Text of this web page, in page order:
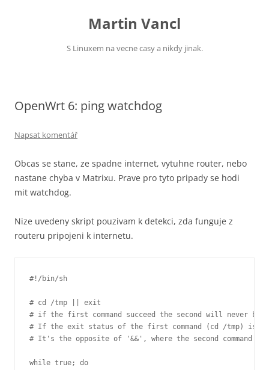
Martin Vancl
S Linuxem na vecne casy a nikdy jinak.
OpenWrt 6: ping watchdog
Napsat komentář
Obcas se stane, ze spadne internet, vytuhne router, nebo
nastane chyba v Matrixu. Prave pro tyto pripady se hodi
mit watchdog.
Nize uvedeny skript pouzivam k detekci, zda funguje z
routeru pripojeni k internetu.
#!/bin/sh
# cd /tmp || exit
# if the first command succeed the second will never be
# If the exit status of the first command (cd /tmp) is not
# It's the opposite of '&&', where the second command
while true; do